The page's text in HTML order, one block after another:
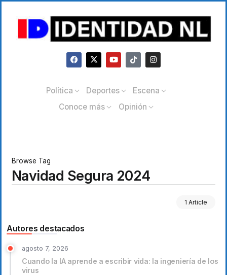
Política Deportes
Escena
Conoce más
Opinión
Browse Tag
Navidad Segura 2024
1 Article
Autores destacados
agosto 7, 2026
Cuando la IA aprende a escribir vida: la ingeniería de los
virus